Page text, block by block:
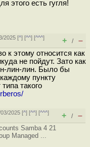
этого есть гугля!
2025 [^] [^^] [^^^]
+ / –
к этому относится как
не пойдут. Зато как
лин-лин. Было бы
пункту
такого
2025 [^] [^^] [^^^]
+ / –
Samba 4 21
Managed ...